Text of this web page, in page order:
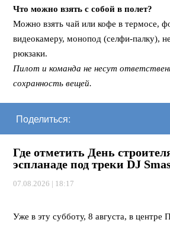
Что можно взять с собой в полет?
Можно взять чай или кофе в термосе,
видеокамеру, монопод (селфи-палку),
рюкзаки.
Пилот и команда не несут
сохранность вещей.
Поделиться:
Где отметить День
эспланаде под треки DJ
07.08.2026 | 18:17
Уже в эту субботу, 8 августа, в центре